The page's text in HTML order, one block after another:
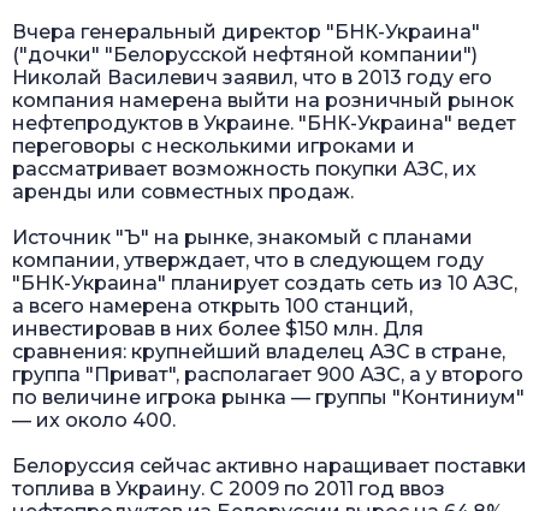
Вчера генеральный директор "БНК-Украина"
("дочки" "Белорусской нефтяной компании")
Николай Василевич заявил, что в 2013 году его
компания намерена выйти на розничный рынок
нефтепродуктов в Украине. "БНК-Украина" ведет
переговоры с несколькими игроками и
рассматривает возможность покупки АЗС, их
аренды или совместных продаж.
Источник "Ъ" на рынке, знакомый с планами
компании, утверждает, что в следующем году
"БНК-Украина" планирует создать сеть из 10 АЗС,
а всего намерена открыть 100 станций,
инвестировав в них более $150 млн. Для
сравнения: крупнейший владелец АЗС в стране,
группа "Приват", располагает 900 АЗС, а у второго
по величине игрока рынка — группы "Континиум"
— их около 400.
Белоруссия сейчас активно наращивает поставки
топлива в Украину. С 2009 по 2011 год ввоз